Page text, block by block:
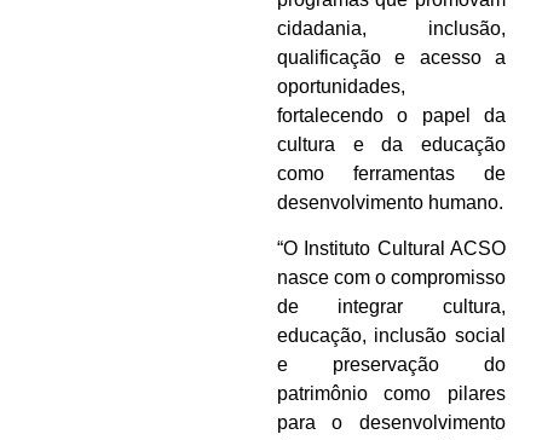
cidadania, inclusão,
qualificação e acesso a
oportunidades,
fortalecendo o papel da
cultura e da educação
como ferramentas de
desenvolvimento humano.
“O Instituto Cultural ACSO
nasce com o compromisso
de integrar cultura,
educação, inclusão social
e preservação do
patrimônio como pilares
para o desenvolvimento